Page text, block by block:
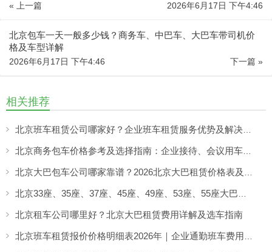
« 上一篇 2026年6月17日 下午4:46
北京包车一天一般多少钱？商务车、中巴车、大巴车带司机价
格及车型详解
下一篇 »
2026年6月17日 下午4:46
相关推荐
北京班车租赁公司哪家好？企业班车租赁服务优势及解决方案
北京商务包车价格参考及选择指南：企业接待、会议用车如何选择靠谱租车服务
北京大巴包车公司哪家靠谱？2026北京大巴租赁价格表及包车攻略
北京33座、35座、37座、45座、49座、53座、55座大巴车价格及车型介绍
北京租车公司哪里好？北京大巴租赁费用详解及选车指南
北京班车租赁报价价格明细表2026年｜企业通勤班车费用参考与租赁指南